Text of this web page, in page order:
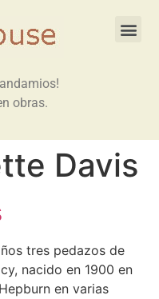
obras.
Davis
tres pedazos de
nacido en 1900 en
en varias